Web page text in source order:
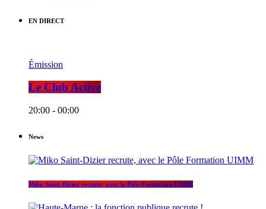
EN DIRECT
Émission
Le Club Active
20:00 - 00:00
News
Miko Saint-Dizier recrute, avec le Pôle Formation UIMM